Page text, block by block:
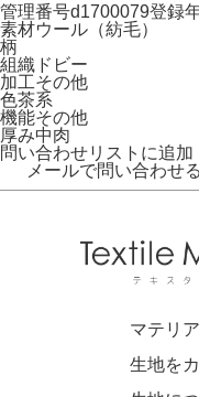
管理番号d1700079登録
素材ウール（紡毛）
柄
組織 ドビー
加工その他
色茶系
機能その他
厚み中肉
問い合わせリストに追加
メールで問い合わせる
マテリ
生地を